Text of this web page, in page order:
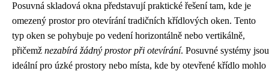
Posuvná skladová okna představují praktické řešení tam, kde je
omezený prostor pro otevírání tradičních křídlových oken. Tento
typ oken se pohybuje po vedení horizontálně nebo vertikálně,
přičemž nezabírá žádný prostor při otevírání. Posuvné systémy jsou
ideální pro úzké prostory nebo místa, kde by otevřené křídlo mohlo